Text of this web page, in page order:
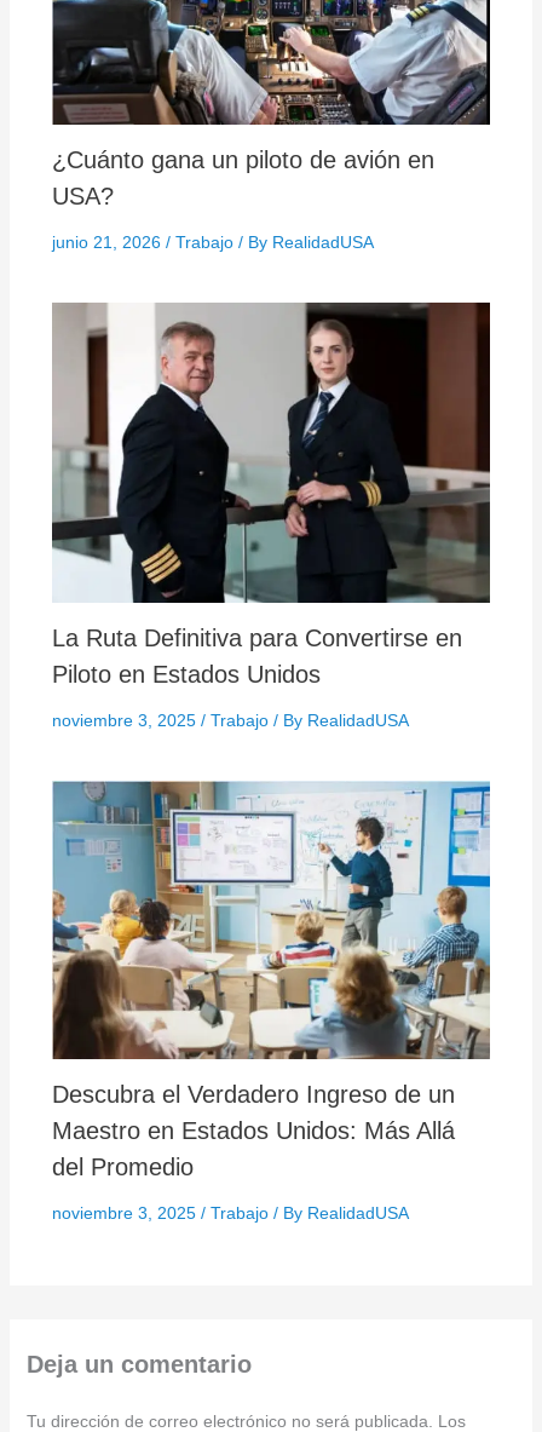
¿Cuánto gana un piloto de avión en
USA?
junio 21, 2026 / Trabajo/ By RealidadUSA
La Ruta Definitiva para Convertirse en
Piloto en Estados Unidos
noviembre 3, 2025 / Trabajo/ By RealidadUSA
Descubra el Verdadero Ingreso de un
Maestro en Estados Unidos: Más Allá
del Promedio
noviembre 3, 2025 / Trabajo/ By RealidadUSA
Deja un comentario
Tu dirección de correo electrónico no será publicada.
Los